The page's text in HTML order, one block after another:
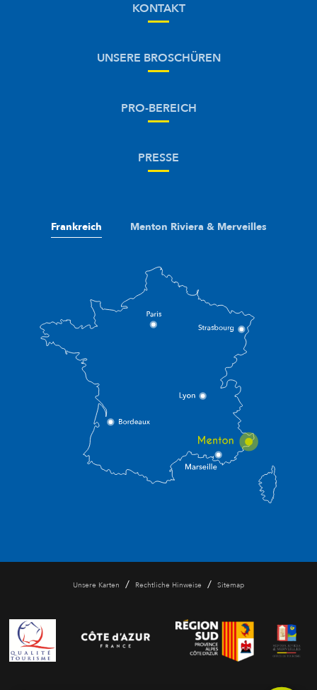
KONTAKT
UNSERE BROSCHÜREN
PRO-BEREICH
PRESSE
Frankreich Menton Riviera & Merveilles
Unsere Karten / Rechtliche Hinweise / Sitemap